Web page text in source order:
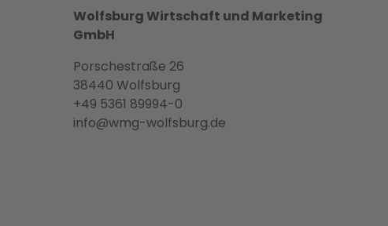
Wolfsburg Wirtschaft und Marketing
GmbH
Porschestraße 26
38440 Wolfsburg
+49 5361 89994-0
info@wmg-wolfsburg.de